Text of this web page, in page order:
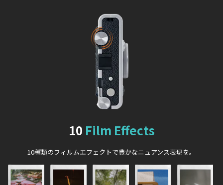
10 Film Effects
10種類のフィルムエフェクトで豊かなニュアンス表現を。